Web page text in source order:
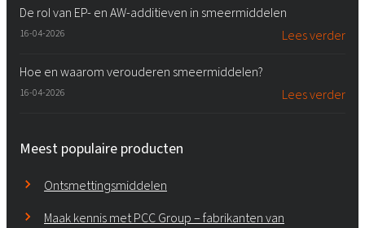
De rol van EP- en AW-additieven in smeermiddelen
16-04-2026 Lees verder
Hoe en waarom verouderen smeermiddelen?
16-04-2026 Lees verder
Meest populaire producten
Ontsmettingsmiddelen
Maak kennis met PCC Group – fabrikanten van